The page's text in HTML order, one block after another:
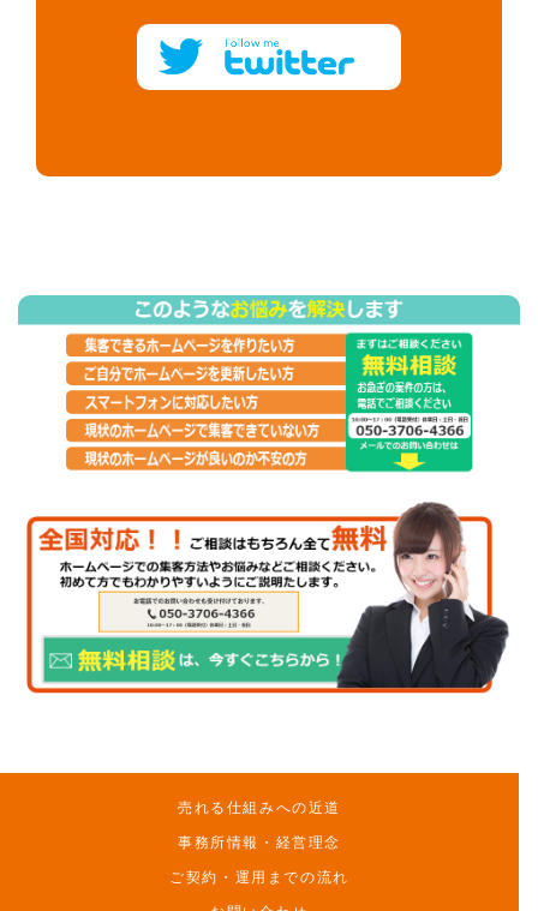
売れる仕組みへの近道
事務所情報・経営理念
ご契約・運用までの流れ